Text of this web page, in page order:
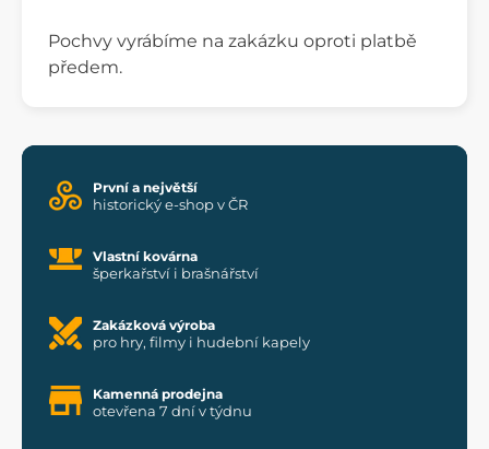
Pochvy vyrábíme na zakázku oproti platbě
předem.
První a největší
historický e-shop v ČR
Vlastní kovárna
šperkařství i brašnářství
Zakázková výroba
pro hry, filmy i hudební kapely
Kamenná prodejna
otevřena 7 dní v týdnu